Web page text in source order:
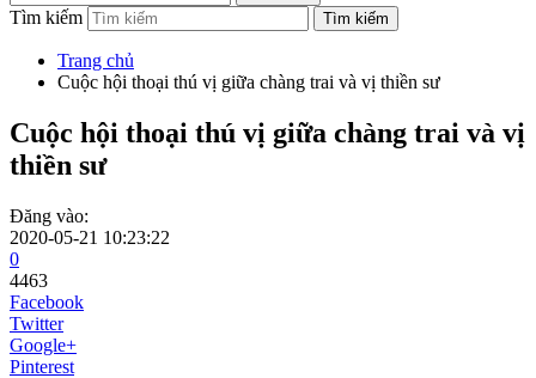
Tìm kiếm
Trang chủ
Cuộc hội thoại thú vị giữa chàng trai và vị thiền sư
Cuộc hội thoại thú vị giữa chàng trai và vị
thiền sư
Đăng vào:
2020-05-21 10:23:22
0
4463
Facebook
Twitter
Google+
Pinterest